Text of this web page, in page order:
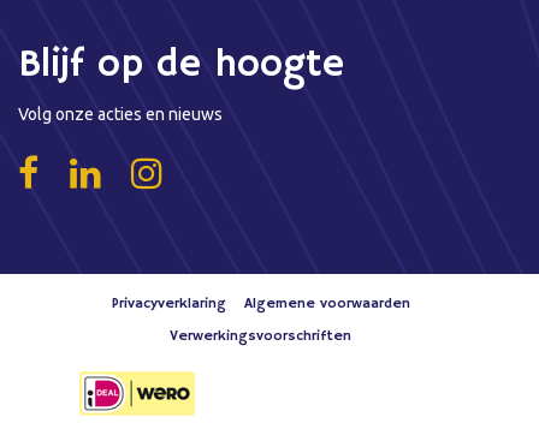
Blijf op de hoogte
Volg onze acties en nieuws
Privacyverklaring
Algemene voorwaarden
Verwerkingsvoorschriften